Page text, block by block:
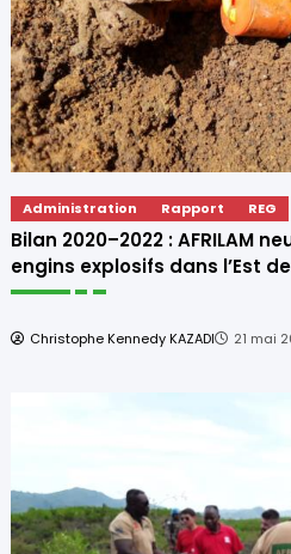
Administration Rapport REG
Bilan 2020–2022 : AFRILAM
engins explosifs dans l’Est
Christophe Kennedy KAZADI 21 mai